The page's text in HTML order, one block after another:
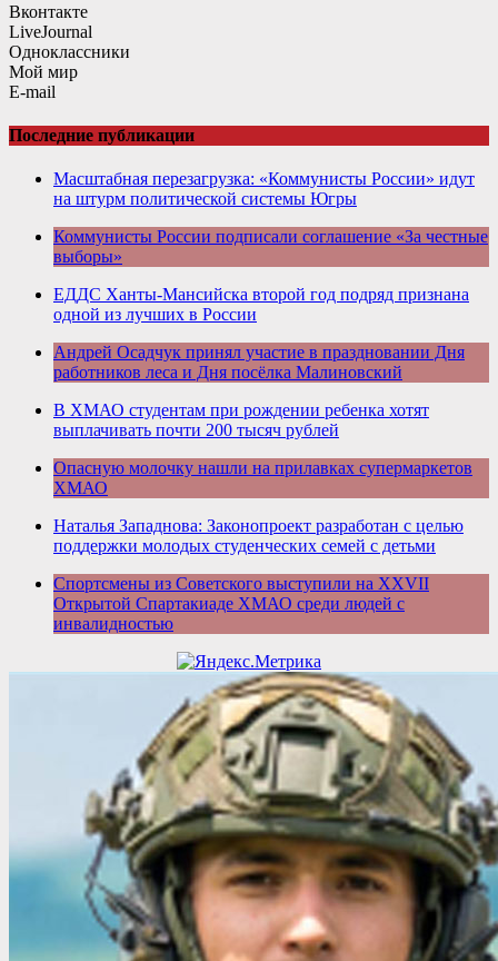
Вконтакте
LiveJournal
Одноклассники
Мой мир
E-mail
Последние публикации
Масштабная перезагрузка: «Коммунисты России» идут
на штурм политической системы Югры
Коммунисты России подписали соглашение «За честные
выборы»
ЕДДС Ханты-Мансийска второй год подряд признана
одной из лучших в России
Андрей Осадчук принял участие в праздновании Дня
работников леса и Дня посёлка Малиновский
В ХМАО студентам при рождении ребенка хотят
выплачивать почти 200 тысяч рублей
Опасную молочку нашли на прилавках супермаркетов
ХМАО
Наталья Западнова: Законопроект разработан с целью
поддержки молодых студенческих семей с детьми
Спортсмены из Советского выступили на XXVII
Открытой Спартакиаде ХМАО среди людей с
инвалидностью